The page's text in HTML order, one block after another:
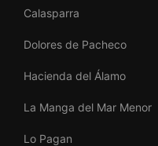
Calasparra
Dolores de Pacheco
Hacienda del Álamo
La Manga del Mar Menor
Lo Pagan